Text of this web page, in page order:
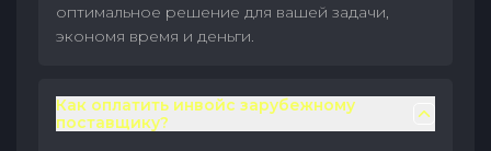
оптимальное решение для вашей задачи,
экономя время и деньги.
Как оплатить инвойс зарубежному
поставщику?